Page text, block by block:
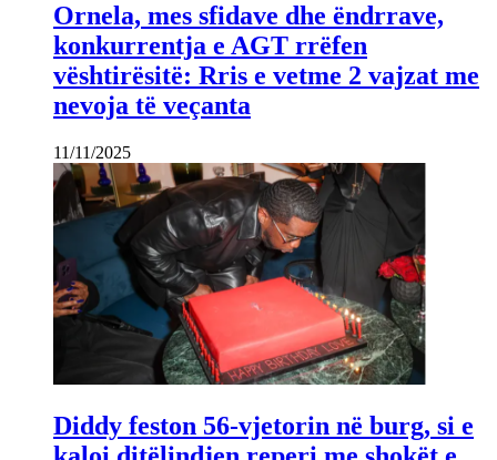
Ornela, mes sfidave dhe ëndrrave,
konkurrentja e AGT rrëfen
vështirësitë: Rris e vetme 2 vajzat me
nevoja të veçanta
11/11/2025
Diddy feston 56-vjetorin në burg, si e